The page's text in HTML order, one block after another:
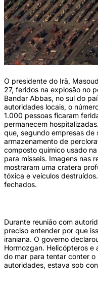
O presidente do Irã,
27, feridos na explosão no
Bandar Abbas, no sul do
autoridades locais, o
1.000 pessoas ficaram
permanecem
que, segundo empresas de
armazenamento de
composto químico usado
para mísseis. Imagens nas
mostraram uma cratera
tóxica e veículos
fechados.
Durante reunião com
preciso entender por que
iraniana. O governo
Hormozgan. Helicópteros e
do mar para tentar conter
autoridades, estava sob